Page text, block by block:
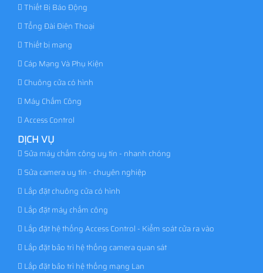
Thiết Bị Báo Động
Tổng Đài Điện Thoại
Thiết bị mạng
Cáp Mạng Và Phụ Kiện
Chuông cửa có hình
Máy Chấm Công
Access Control
DỊCH VỤ
Sửa máy chấm công uy tín - nhanh chóng
Sửa camera uy tín - chuyên nghiệp
Lắp đặt chuông cửa có hình
Lắp đặt máy chấm công
Lắp đặt hệ thống Access Control - Kiểm soát cửa ra vào
Lắp đặt bảo trì hệ thống camera quan sát
Lắp đặt bảo trì hệ thống mạng Lan